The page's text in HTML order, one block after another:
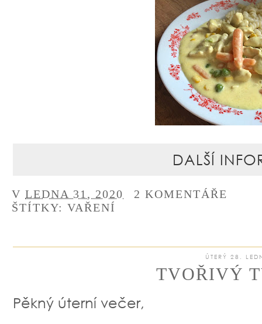
DALŠÍ
V LEDNA 31, 2020
2 KOMENTÁŘE
ŠTÍTKY: VAŘENÍ
ÚTERÝ 28.
TVOŘIVÝ
Pěkný úterní večer,